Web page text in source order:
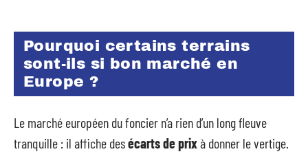
Pourquoi certains terrains
sont-ils si bon marché en
Europe ?
Le marché européen du foncier n’a rien d’un long fleuve
tranquille : il affiche desécarts de prixà donner le vertige.